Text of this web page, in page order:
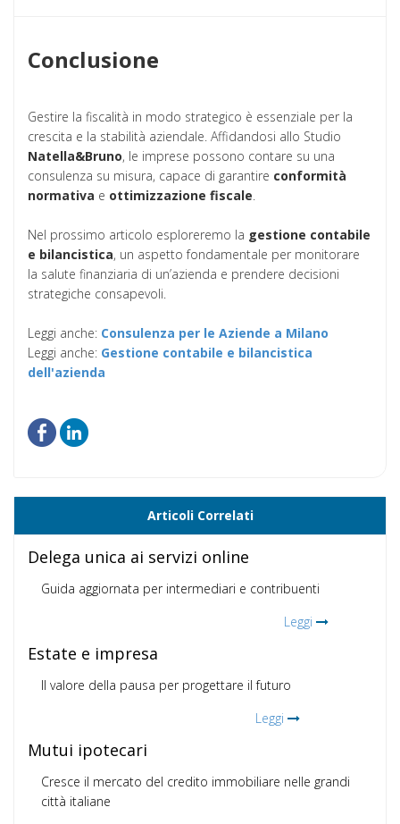
Conclusione
Gestire la fiscalità in modo strategico è essenziale per la
crescita e la stabilità aziendale. Affidandosi allo Studio
Natella&Bruno, le imprese possono contare su una
consulenza su misura, capace di garantire conformità
normativa e ottimizzazione fiscale.
Nel prossimo articolo esploreremo la gestione contabile
e bilancistica, un aspetto fondamentale per monitorare
la salute finanziaria di un’azienda e prendere decisioni
strategiche consapevoli.
Leggi anche: Consulenza per le Aziende a Milano
Leggi anche: Gestione contabile e bilancistica
dell'azienda
Articoli Correlati
Delega unica ai servizi online
Guida aggiornata per intermediari e contribuenti
Leggi
Estate e impresa
Il valore della pausa per progettare il futuro
Leggi
Mutui ipotecari
Cresce il mercato del credito immobiliare nelle grandi
città italiane